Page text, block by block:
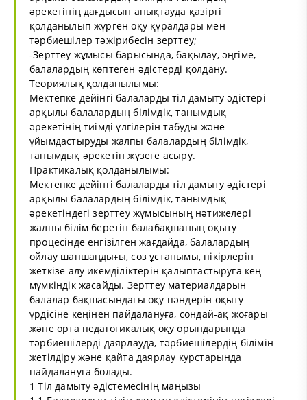
әрекетінің дағдысын анықтауда қазіргі
қолданылып жүрген оқу құралдары мен
тәрбиешілер тәжірибесін зерттеу;
-Зерттеу жұмысы барысында, бақылау, әңгіме,
балалардың көптеген әдістерді қолдану.
Теориялық қолданылымы:
Мектепке дейінгі балаларды тіл дамыту әдістері
арқылы балалардың білімдік, танымдық
әрекетінің тиімді үлгілерін табуды және
ұйымдастыруды жалпы балалардың білімдік,
танымдық әрекетін жүзеге асыру.
Практикалық қолданылымы:
Мектепке дейінгі балаларды тіл дамыту әдістері
арқылы балалардың білімдік, танымдық
әрекетіндегі зерттеу жұмысының нәтижелері
жалпы білім беретін балабақшаның оқыту
процесінде енгізілген жағдайда, балалардың
ойлау шапшаңдығы, сөз ұстанымы, пікірлерін
жеткізе алу икемділіктерін қалыптастыруға кең
мүмкіндік жасайды. Зерттеу материалдарын
балалар бақшасындағы оқу пәндерін оқыту
үрдісіне кеңінен пайдалануға, сондай-ақ жоғары
және орта педагогикалық оқу орындарында
тәрбиешілерді даярлауда, тәрбиешілердің білімін
жетілдіру және қайта даярлау курстарында
пайдалануға болады.
1 Тіл дамыту әдістемесінің маңызы